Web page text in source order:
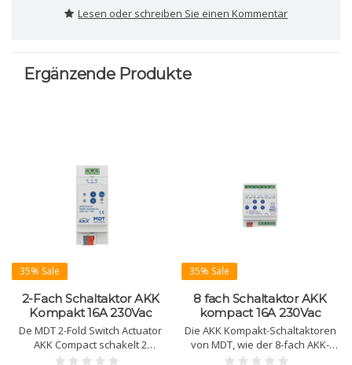
Lesen oder schreiben Sie einen Kommentar
Ergänzende Produkte
35% Sale
2-Fach Schaltaktor AKK
Kompakt 16A 230Vac
De MDT 2-Fold Switch Actuator
AKK Compact schakelt 2
onafhankelijke belastingen tot
35% Sale
8 fach Schaltaktor AKK
kompact 16A 230Vac
Die AKK Kompakt-Schaltaktoren
von MDT, wie der 8-fach AKK-
0816.03, bieten zuverlässige